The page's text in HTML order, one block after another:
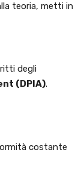
teoria, metti in
degli
(DPIA).
costante